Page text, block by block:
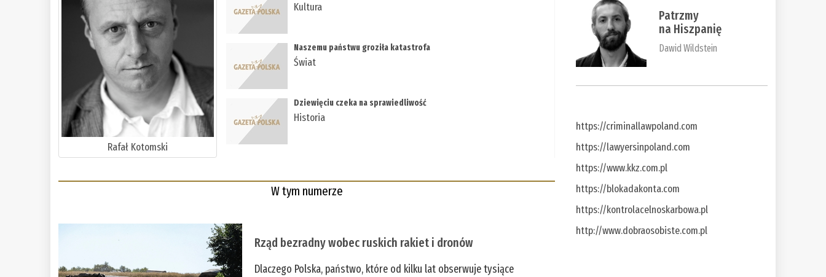
Rafał Kotomski
Kultura
Naszemu państwu groziła katastrofa
Świat
Dziewięciu czeka na sprawiedliwość
Historia
W tym numerze
Rząd bezradny wobec ruskich rakiet i dronów
Dlaczego Polska, państwo, które od kilku lat obserwuje tysiące
Patrzmy
na Hiszpanię
Dawid Wildstein
https://criminallawpoland.com
https://lawyersinpoland.com
https://www.kkz.com.pl
https://blokadakonta.com
https://kontrolacelnoskarbowa.pl
http://www.dobraosobiste.com.pl